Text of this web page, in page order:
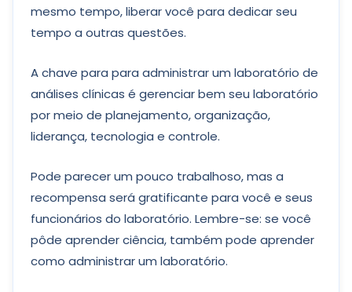
mesmo tempo, liberar você para dedicar seu
tempo a outras questões.
A chave para para administrar um laboratório de
análises clínicas é gerenciar bem seu laboratório
por meio de planejamento, organização,
liderança, tecnologia e controle.
Pode parecer um pouco trabalhoso, mas a
recompensa será gratificante para você e seus
funcionários do laboratório. Lembre-se: se você
pôde aprender ciência, também pode aprender
como administrar um laboratório.